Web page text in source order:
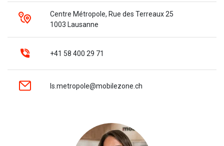
Centre Métropole, Rue des Terreaux 25
1003 Lausanne
+41 58 400 29 71
ls.metropole@mobilezone.ch